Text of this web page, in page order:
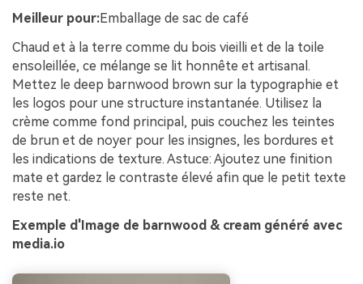
Meilleur pour:Emballage de sac de café
Chaud et à la terre comme du bois vieilli et de la toile
ensoleillée, ce mélange se lit honnête et artisanal.
Mettez le deep barnwood brown sur la typographie et
les logos pour une structure instantanée. Utilisez la
crème comme fond principal, puis couchez les teintes
de brun et de noyer pour les insignes, les bordures et
les indications de texture. Astuce: Ajoutez une finition
mate et gardez le contraste élevé afin que le petit texte
reste net.
Exemple d'Image de barnwood & cream généré avec
media.io